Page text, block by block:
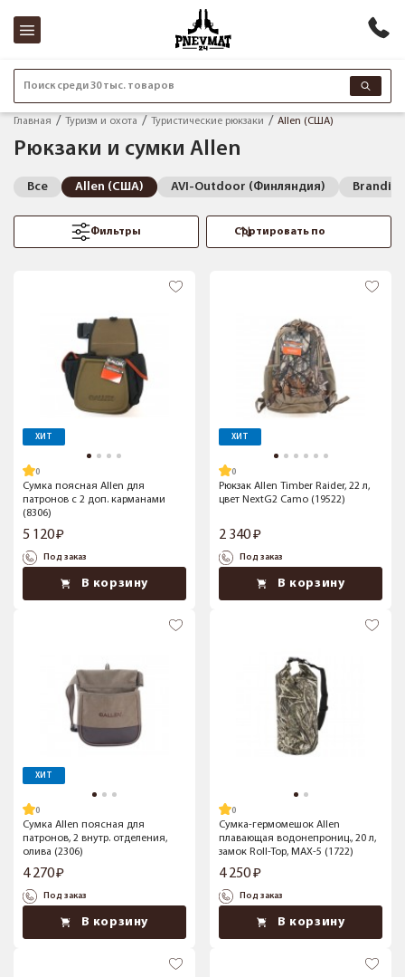
Поиск среди 30 тыс. товаров
Главная Туризм и охота Туристические рюкзаки Allen (США)
Рюкзаки и сумки Allen
Все Allen (США) AVI-Outdoor (Финляндия) Brandit
Фильтры
ХИТ
Сумка поясная Allen для
патронов с 2 доп. карманами
(8306)
5 120
Под заказ
В корзину
ХИТ
Рюкзак Allen Timber Raider, 22 л,
цвет NextG2 Camo (19522)
2 340
Под заказ
В корзину
ХИТ
Сумка Allen поясная для
патронов, 2 внутр. отделения,
олива (2306)
4 270
Под заказ
В корзину
Сумка-гермомешок Allen
плавающая водонепрониц., 20 л,
замок Roll-Top, MAX-5 (1722)
4 250
Под заказ
В корзину